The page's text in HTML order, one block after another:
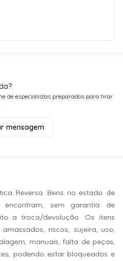
de especialistas preparados para tirar
mensagem
Reversa. Bens no estado de
sem garantia de
a troca/devolução. Os itens
riscos, sujeira, uso,
manuais, falta de peças,
podendo estar bloqueados e